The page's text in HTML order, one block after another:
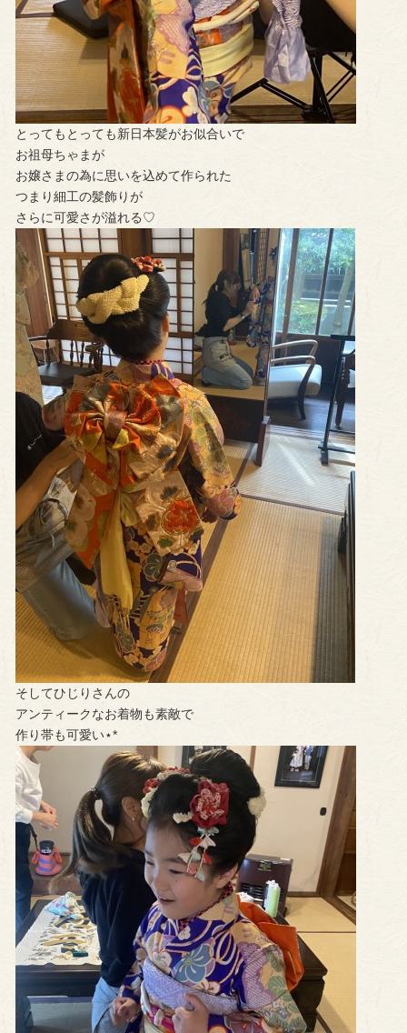
とってもとっても新日本髪がお似合いで
お祖母ちゃまが
お嬢さまの為に思いを込めて作られた
つまり細工の髪飾りが
さらに可愛さが溢れる♡
そしてひじりさんの
アンティークなお着物も素敵で
作り帯も可愛い⋆*